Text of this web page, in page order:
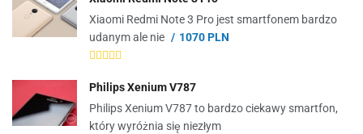
Xiaomi Redmi Note 3 Pro jest smartfonem bardzo
udanym ale nie
1070 PLN
Philips Xenium V787
Philips Xenium V787 to bardzo ciekawy smartfon,
który wyróżnia się niezłym